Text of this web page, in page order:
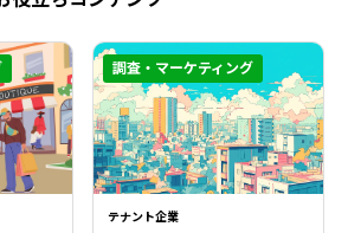
テナント企業
調査・マーケティング